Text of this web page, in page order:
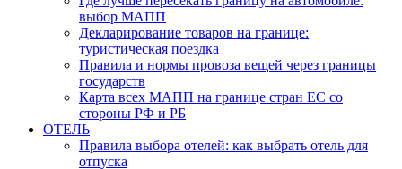
выбор МАПП
Декларирование товаров на границе:
туристическая поездка
Правила и нормы провоза вещей через границы
государств
Карта всех МАПП на границе стран ЕС со
стороны РФ и РБ
ОТЕЛЬ
Правила выбора отелей: как выбрать отель для
отпуска